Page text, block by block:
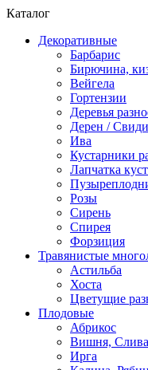
Каталог
Декоративные
Барбарис
Бирючина,
Вейгела
Гортензии
Деревья
Дерен /
Ива
Кустарники
Лапчатка
Розы
Сирень
Спирея
Форзиция
Травянистые
Астильба
Хоста
Цветущие
Плодовые
Абрикос
Вишня, Слива
Ирга